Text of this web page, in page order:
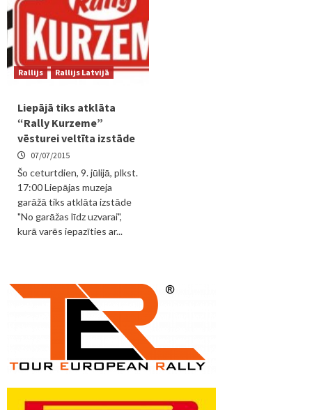
Rallijs Rallijs Latvijā
Liepājā tiks atklāta
“Rally Kurzeme”
vēsturei veltīta izstāde
07/07/2015
Šo ceturtdien, 9. jūlijā, plkst.
17:00 Liepājas muzeja
garāžā tiks atklāta izstāde
"No garāžas līdz uzvarai",
kurā varēs iepazīties ar...